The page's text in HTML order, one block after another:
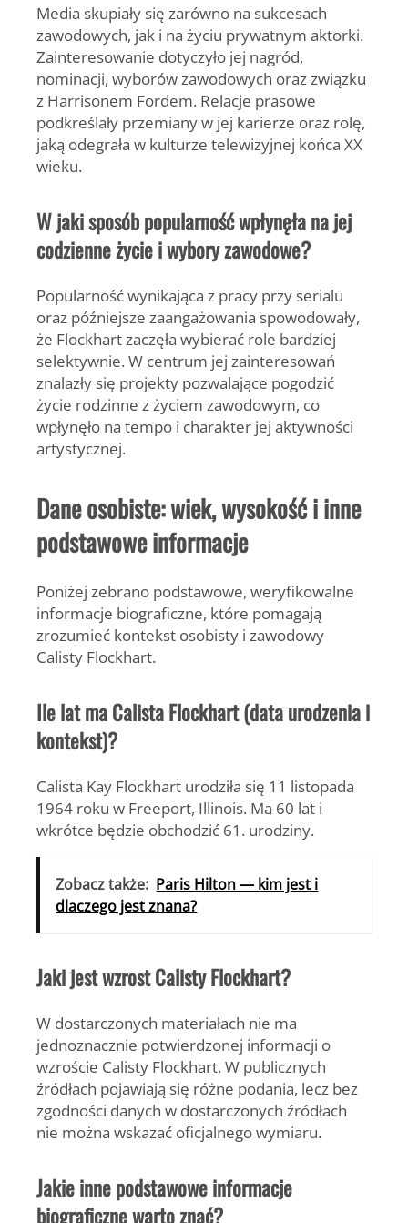
Media skupiały się zarówno na sukcesach
zawodowych, jak i na życiu prywatnym aktorki.
Zainteresowanie dotyczyło jej nagród,
nominacji, wyborów zawodowych oraz związku
z Harrisonem Fordem. Relacje prasowe
podkreślały przemiany w jej karierze oraz rolę,
jaką odegrała w kulturze telewizyjnej końca XX
wieku.
W jaki sposób popularność wpłynęła na jej
codzienne życie i wybory zawodowe?
Popularność wynikająca z pracy przy serialu
oraz późniejsze zaangażowania spowodowały,
że Flockhart zaczęła wybierać role bardziej
selektywnie. W centrum jej zainteresowań
znalazły się projekty pozwalające pogodzić
życie rodzinne z życiem zawodowym, co
wpłynęło na tempo i charakter jej aktywności
artystycznej.
Dane osobiste: wiek, wysokość i inne
podstawowe informacje
Poniżej zebrano podstawowe, weryfikowalne
informacje biograficzne, które pomagają
zrozumieć kontekst osobisty i zawodowy
Calisty Flockhart.
Ile lat ma Calista Flockhart (data urodzenia i
kontekst)?
Calista Kay Flockhart urodziła się 11 listopada
1964 roku w Freeport, Illinois. Ma 60 lat i
wkrótce będzie obchodzić 61. urodziny.
Zobacz także: Paris Hilton — kim jest i
dlaczego jest znana?
Jaki jest wzrost Calisty Flockhart?
W dostarczonych materiałach nie ma
jednoznacznie potwierdzonej informacji o
wzroście Calisty Flockhart. W publicznych
źródłach pojawiają się różne podania, lecz bez
zgodności danych w dostarczonych źródłach
nie można wskazać oficjalnego wymiaru.
Jakie inne podstawowe informacje
biograficzne warto znać?